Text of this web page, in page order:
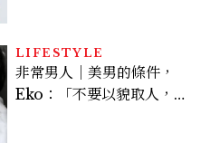
多大？
LIFESTYLE
非常男人｜美男的條件，
Eko：「不要以貌取人，內